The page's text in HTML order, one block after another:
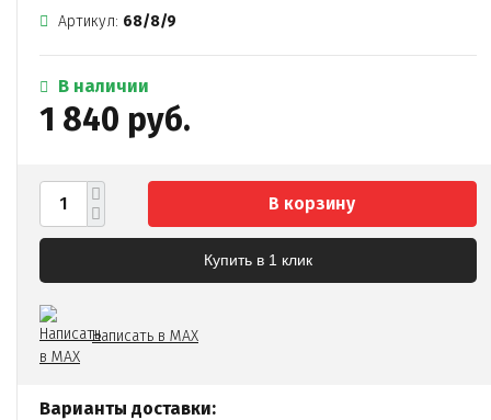
Артикул: 68/8/9
В наличии
1 840 руб.
В корзину
Купить в 1 клик
Написать в MAX
Варианты доставки: